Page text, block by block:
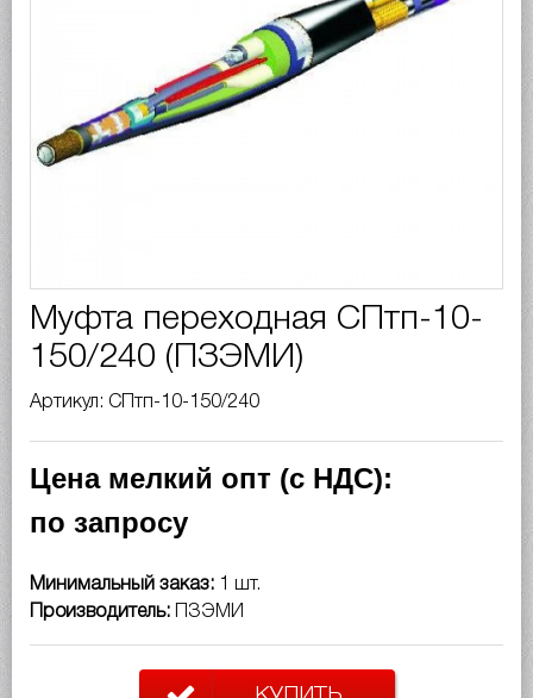
Муфта переходная СПтп-10-
150/240 (ПЗЭМИ)
Артикул: СПтп-10-150/240
Цена мелкий опт (с НДС):
по запросу
Минимальный заказ:
1 шт.
Производитель:
ПЗЭМИ